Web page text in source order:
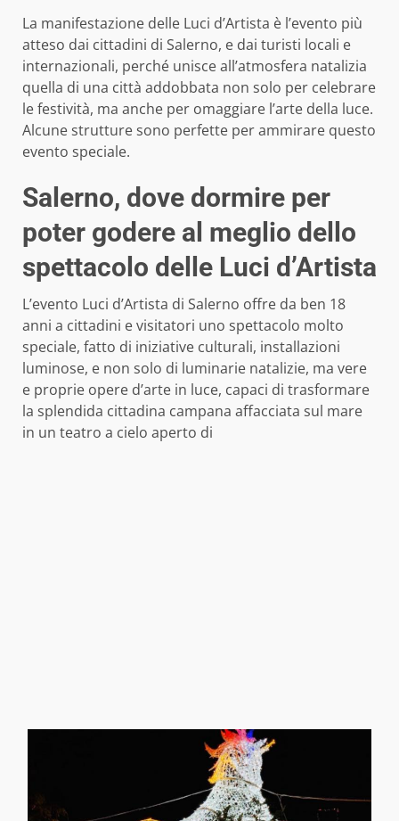
La manifestazione delle Luci d’Artista è l’evento più
atteso dai cittadini di Salerno, e dai turisti locali e
internazionali, perché unisce all’atmosfera natalizia
quella di una città addobbata non solo per celebrare
le festività, ma anche per omaggiare l’arte della luce.
Alcune strutture sono perfette per ammirare questo
evento speciale.
Salerno, dove dormire per
poter godere al meglio dello
spettacolo delle Luci d’Artista
L’evento Luci d’Artista di Salerno offre da ben 18
anni a cittadini e visitatori uno spettacolo molto
speciale, fatto di iniziative culturali, installazioni
luminose, e non solo di luminarie natalizie, ma vere
e proprie opere d’arte in luce, capaci di trasformare
la splendida cittadina campana affacciata sul mare
in un teatro a cielo aperto di